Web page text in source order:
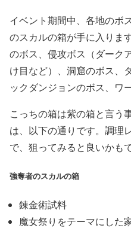
イベント期間中、各地のボ
のスカルの箱が手に入りま
のボス、侵攻ボス（ダーク
け目など）、洞窟のボス、
ックダンジョンのボス、ワ
こっちの箱は紫の箱と言う
は、以下の通りです。調理
で、狙ってみると良いかもで
強奪者のスカルの箱
錬金術試料
魔女祭りをテーマにした